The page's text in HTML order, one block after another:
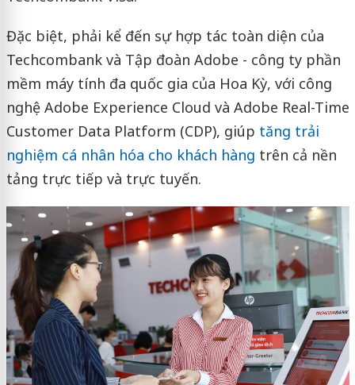
Đặc biệt, phải kể đến sự hợp tác toàn diện của
Techcombank và Tập đoàn Adobe - công ty phần
mềm máy tính đa quốc gia của Hoa Kỳ, với công
nghệ Adobe Experience Cloud và Adobe Real-Time
Customer Data Platform (CDP), giúp tăng trải
nghiệm cá nhân hóa cho khách hàng trên cả nền
tảng trực tiếp và trực tuyến.